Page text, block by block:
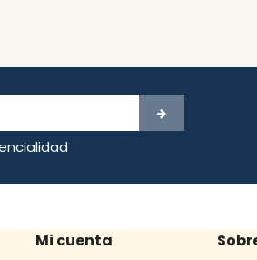
Mi cuenta